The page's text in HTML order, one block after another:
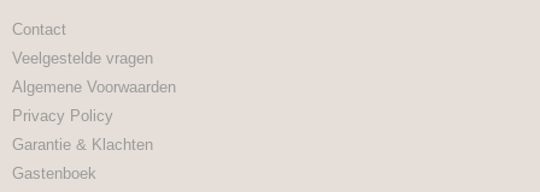
Contact
Veelgestelde vragen
Algemene Voorwaarden
Privacy Policy
Garantie & Klachten
Gastenboek